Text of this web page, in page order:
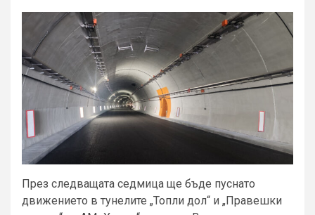
През следващата седмица ще бъде пуснато
движението в тунелите „Топли дол“ и „Правешки